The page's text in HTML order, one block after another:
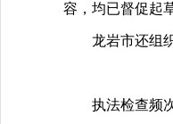
容，均已督促起
龙岩市还组织
执法检查频